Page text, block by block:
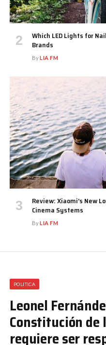
Which LED Lights for
Brands
ByLIA FM
Review: Xiaomi’s New
Cinema Systems
ByLIA FM
POLITICA
Leonel
Constitución de
requiere ser